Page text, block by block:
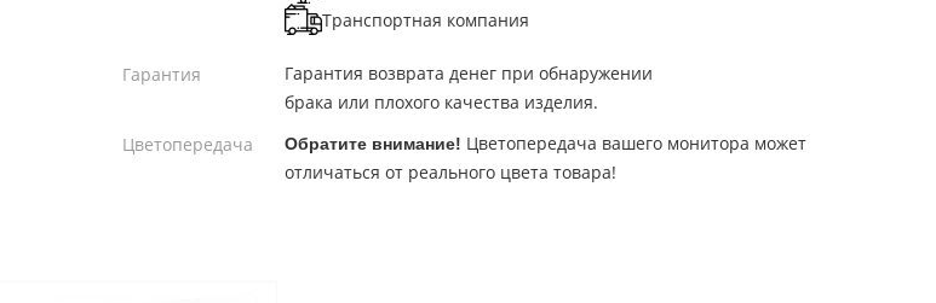
Транспортная компания
Гарантия
Гарантия возврата денег при обнаружении
брака или плохого качества изделия.
Цветопередача
Обратите внимание! Цветопередача вашего монитора может
отличаться от реального цвета товара!